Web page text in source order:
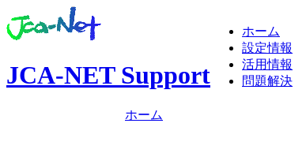
JCA-NET Support
ホーム
設定情報
活用情報
問題解決
ホーム